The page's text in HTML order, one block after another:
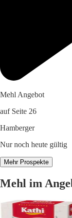
Mehl Angebot
auf Seite 26
Hamberger
Nur noch heute gültig
Mehr Prospekte
Mehl im